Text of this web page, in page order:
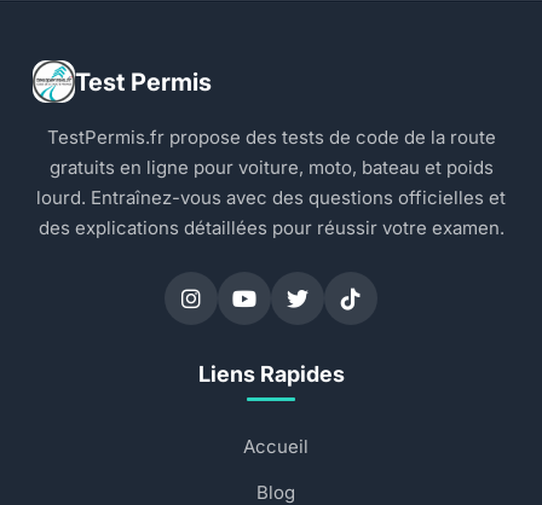
Test Permis
TestPermis.fr propose des tests de code de la route
gratuits en ligne pour voiture, moto, bateau et poids
lourd. Entraînez-vous avec des questions officielles et
des explications détaillées pour réussir votre examen.
Liens Rapides
Accueil
Blog